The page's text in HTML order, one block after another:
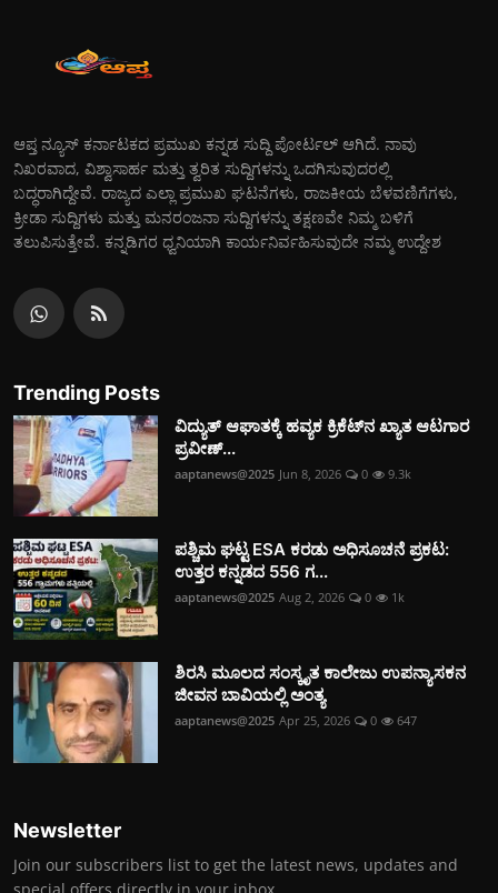
ಆಪ್ತ ನ್ಯೂಸ್ ಕರ್ನಾಟಕದ ಪ್ರಮುಖ ಕನ್ನಡ ಸುದ್ದಿ ಪೋರ್ಟಲ್ ಆಗಿದೆ. ನಾವು
ನಿಖರವಾದ, ವಿಶ್ವಾಸಾರ್ಹ ಮತ್ತು ತ್ವರಿತ ಸುದ್ದಿಗಳನ್ನು ಒದಗಿಸುವುದರಲ್ಲಿ
ಬದ್ಧರಾಗಿದ್ದೇವೆ. ರಾಜ್ಯದ ಎಲ್ಲಾ ಪ್ರಮುಖ ಘಟನೆಗಳು, ರಾಜಕೀಯ ಬೆಳವಣಿಗೆಗಳು,
ಕ್ರೀಡಾ ಸುದ್ದಿಗಳು ಮತ್ತು ಮನರಂಜನಾ ಸುದ್ದಿಗಳನ್ನು ತಕ್ಷಣವೇ ನಿಮ್ಮ ಬಳಿಗೆ
ತಲುಪಿಸುತ್ತೇವೆ. ಕನ್ನಡಿಗರ ಧ್ವನಿಯಾಗಿ ಕಾರ್ಯನಿರ್ವಹಿಸುವುದೇ ನಮ್ಮ ಉದ್ದೇಶ
Trending Posts
ವಿದ್ಯುತ್‌ ಆಘಾತಕ್ಕೆ ಹವ್ಯಕ ಕ್ರಿಕೆಟ್‌ನ ಖ್ಯಾತ ಆಟಗಾರ
ಪ್ರವೀಣ್...
aaptanews@2025 Jun 8, 2026 0 9.3k
ಪಶ್ಚಿಮ ಘಟ್ಟ ESA ಕರಡು ಅಧಿಸೂಚನೆ ಪ್ರಕಟ:
ಉತ್ತರ ಕನ್ನಡದ 556 ಗ...
aaptanews@2025 Aug 2, 2026 0 1k
ಶಿರಸಿ ಮೂಲದ ಸಂಸ್ಕೃತ ಕಾಲೇಜು ಉಪನ್ಯಾಸಕನ
ಜೀವನ ಬಾವಿಯಲ್ಲಿ ಅಂತ್ಯ
aaptanews@2025 Apr 25, 2026 0 647
Newsletter
Join our subscribers list to get the latest news, updates and
special offers directly in your inbox